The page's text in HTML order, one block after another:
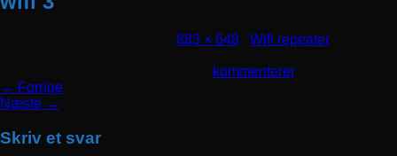
883 × 648 Wifi repeater
kommenterer.
← Forrige
Næste →
Skriv et svar